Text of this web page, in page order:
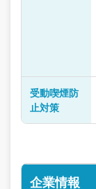
受動喫煙防
止対策
企業情報